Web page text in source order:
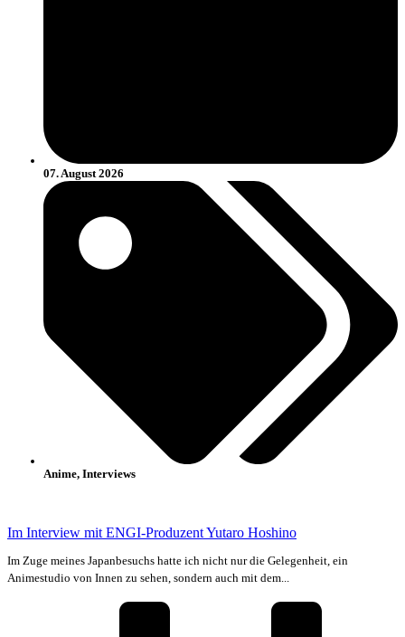
07. August 2026
Anime, Interviews
Im Interview mit ENGI-Produzent Yutaro Hoshino
Im Zuge meines Japanbesuchs hatte ich nicht nur die Gelegenheit, ein
Animestudio von Innen zu sehen, sondern auch mit dem...